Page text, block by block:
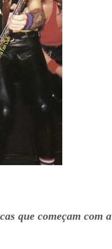
que começam com a